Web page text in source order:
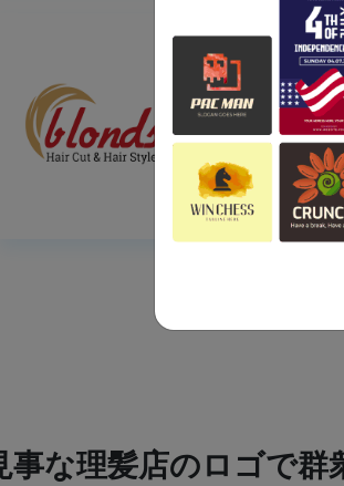
事な理髪店のロゴで群